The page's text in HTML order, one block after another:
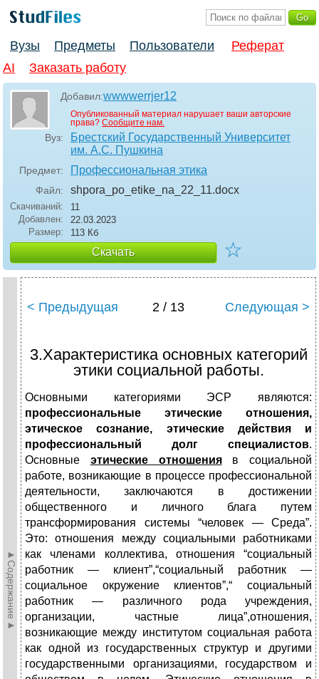
Вузы Предметы Пользователи
Реферат
AI
Заказать работу
Добавил:wwwwerrjer12
Опубликованный материал нарушает ваши авторские
права? Сообщите нам.
Вуз:
Брестский Государственный Университет
им. А.С. Пушкина
Предмет: Профессиональная этика
Файл: shpora_po_etike_na_22_11.docx
Скачиваний:
11
Добавлен:
22.03.2023
Размер:
113 Кб
Скачать ☆
►Содержание►
< Предыдущая 2 / 13 Следующая >
3.Характеристика основных категорий
этики социальной работы.
Основными категориями ЭСР являются:
профессиональные этические отношения,
этическое сознание, этические действия и
профессиональный долг специалистов.
Основные этические отношенияв социальной
работе, возникающие в процессе профессиональной
деятельности, заключаются в достижении
общественного и личного блага путем
трансформирования системы “человек — Среда”.
Это:
отношения между социальными работниками
как членами коллектива, отношения “социальный
работник — клиент”,“социальный работник —
социальное окружение клиентов”,“ социальный
работник — различного рода учреждения,
организации, частные лица”,отношения,
возникающие между институтом социальная работа
как одной из государственных структур и другими
государственными организациями, государством и